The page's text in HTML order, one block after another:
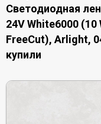
Светодиодная
24V White6000 (10
FreeCut), Arlight,
купили